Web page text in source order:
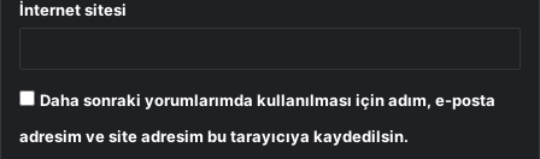
İnternet sitesi
Daha sonraki yorumlarımda kullanılması için adım, e-posta
adresim ve site adresim bu tarayıcıya kaydedilsin.